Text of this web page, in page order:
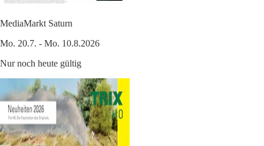
MediaMarkt Saturn
Mo. 20.7. - Mo. 10.8.2026
Nur noch heute gültig